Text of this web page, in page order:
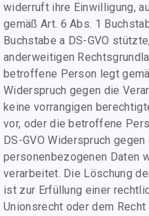
widerruft ihre Einwilligung,
gemäß Art. 6 Abs. 1
Buchstabe a DS-GVO
anderweitigen
betroffene Person legt
Widerspruch gegen die
keine vorrangigen
vor, oder die betroffene
DS-GVO Widerspruch
personenbezogenen Daten
verarbeitet. Die Löschung
ist zur Erfüllung einer
Unionsrecht oder dem